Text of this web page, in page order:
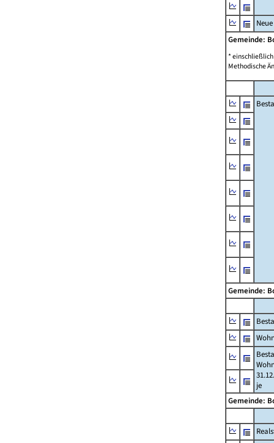
Gemeinde:
*
Methodische
Gemeinde:
je
Gemeinde: